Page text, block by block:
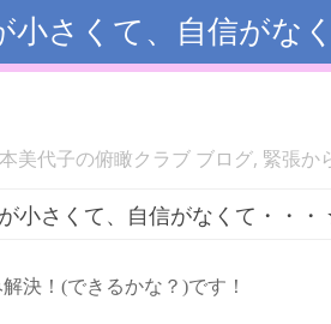
小さくて、自信がな
美代子の俯瞰クラブ ブログ, 緊張か
小さくて、自信がなくて・・
決！(できるかな？)です！